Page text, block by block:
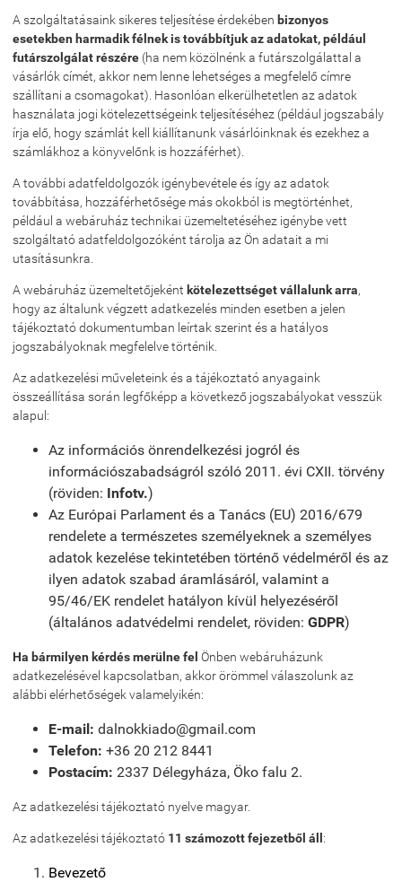
A szolgáltatásaink sikeres teljesítése érdekében bizonyos
esetekben harmadik félnek is továbbítjuk az adatokat, például
futárszolgálat részére (ha nem közölnénk a futárszolgálattal a
vásárlók címét, akkor nem lenne lehetséges a megfelelő címre
szállítani a csomagokat). Hasonlóan elkerülhetetlen az adatok
használata jogi kötelezettségeink teljesítéséhez (például jogszabály
írja elő, hogy számlát kell kiállítanunk vásárlóinknak és ezekhez a
számlákhoz a könyvelőnk is hozzáférhet).
A további adatfeldolgozók igénybevétele és így az adatok
továbbítása, hozzáférhetősége más okokból is megtörténhet,
például a webáruház technikai üzemeltetéséhez igénybe vett
szolgáltató adatfeldolgozóként tárolja az Ön adatait a mi
utasításunkra.
A webáruház üzemeltetőjeként kötelezettséget vállalunk arra,
hogy az általunk végzett adatkezelés minden esetben a jelen
tájékoztató dokumentumban leírtak szerint és a hatályos
jogszabályoknak megfelelve történik.
Az adatkezelési műveleteink és a tájékoztató anyagaink
összeállítása során legfőképp a következő jogszabályokat vesszük
alapul:
Az információs önrendelkezési jogról és
információszabadságról szóló 2011. évi CXII. törvény
(röviden: Infotv.)
Az Európai Parlament és a Tanács (EU) 2016/679
rendelete a természetes személyeknek a személyes
adatok kezelése tekintetében történő védelméről és az
ilyen adatok szabad áramlásáról, valamint a
95/46/EK rendelet hatályon kívül helyezéséről
(általános adatvédelmi rendelet, röviden: GDPR)
Ha bármilyen kérdés merülne fel Önben webáruházunk
adatkezelésével kapcsolatban, akkor örömmel válaszolunk az
alábbi elérhetőségek valamelyikén:
E-mail: dalnokkiado@gmail.com
Telefon: +36 20 212 8441
Postacím: 2337 Délegyháza, Öko falu 2.
Az adatkezelési tájékoztató nyelve magyar.
Az adatkezelési tájékoztató 11 számozott fejezetből áll :
Bevezető